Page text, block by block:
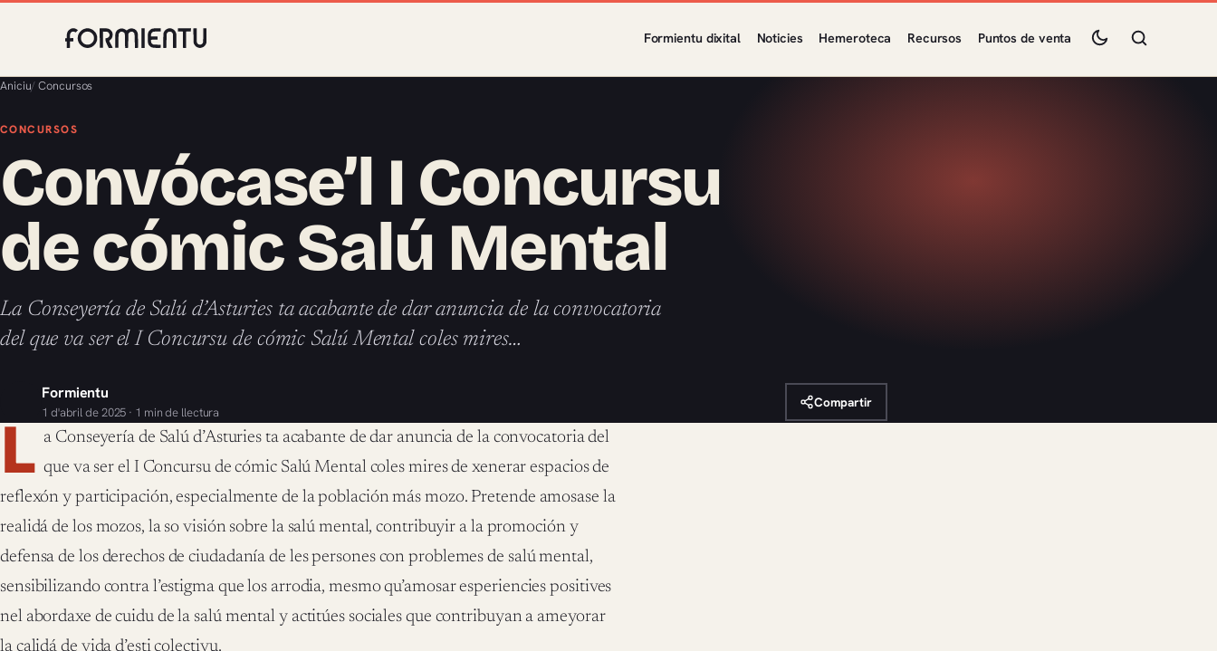
Formientu dixital Noticies Hemeroteca Recursos Puntos de venta
Aniciu/Concursos
CONCURSOS
Convócase’l I Concursu
de cómic Salú Mental
La Conseyería de Salú d’Asturies ta acabante de dar anuncia de la convocatoria
del que va ser el I Concursu de cómic Salú Mental coles mires…
Formientu
1 d'abril de 2025 · 1 min de llectura
Compartir
L a Conseyería de Salú d’Asturies ta acabante de dar anuncia de la convocatoria del
que va ser el I Concursu de cómic Salú Mental coles mires de xenerar espacios de
reflexón y participación, especialmente de la población más mozo. Pretende amosase la
realidá de los mozos, la so visión sobre la salú mental, contribuyir a la promoción y
defensa de los derechos de ciudadanía de les persones con problemes de salú mental,
sensibilizando contra l’estigma que los arrodia, mesmo qu’amosar esperiencies positives
nel abordaxe de cuidu de la salú mental y actitúes sociales que contribuyan a ameyorar
la calidá de vida d’esti colectivu.